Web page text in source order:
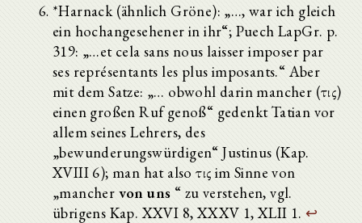
*Harnack (ähnlich Gröne): „…, war ich gleich
ein hochangesehener in ihr“; Puech LapGr. p.
319: „…et cela sans nous laisser imposer par
ses représentants les plus imposants.“ Aber
mit dem Satze: „… obwohl darin mancher (τις)
einen großen Ruf genoß“ gedenkt Tatian vor
allem seines Lehrers, des
„bewunderungswürdigen“ Justinus (Kap.
XVIII 6); man hat also τις im Sinne von
„mancher von uns “ zu verstehen, vgl.
übrigens Kap. XXVI 8, XXXV 1, XLII 1. ↩